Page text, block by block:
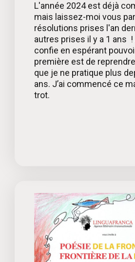
L'année 2024 est déjà
mais laissez-moi vous
résolutions prises l'an
autres prises il y a 1 ans
confie en espérant
première est de
que je ne pratique plus
ans. J’ai commencé ce
trot.